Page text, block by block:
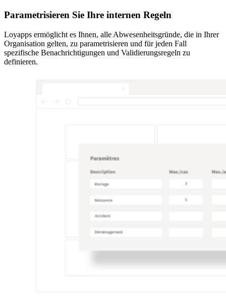
Parametrisieren Sie Ihre internen Regeln
Loyapps ermöglicht es Ihnen, alle Abwesenheitsgründe, die in Ihrer
Organisation gelten, zu parametrisieren und für jeden Fall
spezifische Benachrichtigungen und Validierungsregeln zu
definieren.